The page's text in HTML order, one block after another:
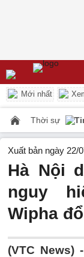
Mới nhất
Thời sự
Xuất bản ngày 22/
Hà Nội
nguy
Wipha
(VTC News) -